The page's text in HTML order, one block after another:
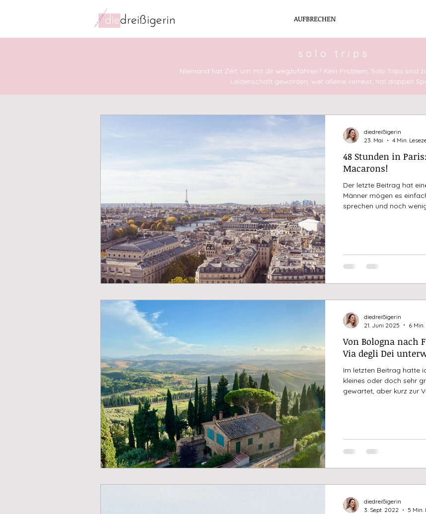
AUFBRECHEN
solo trips
Niemand hat Zeit, um mit dir wegzufahren? Kein Problem, Solo Trips sind
Leidenschaft geworden, wer alleine verreist, hat doppelt
48 Stunden in
Macarons!
Der letzte Beitrag hat
Männer mögen es
sprechen und noch
jeher habe ich immer
großen L
diedreißigerin
23. Mai
4 Min.
Von Bologna nach
Via degli Dei
Im letzten Beitrag hatte
kleines oder doch sehr
gewartet, aber kurz zur
diedreißigerin
21. Juni 2025
6 Min.
diedreißigerin
3. Sept. 2022
5 Min.